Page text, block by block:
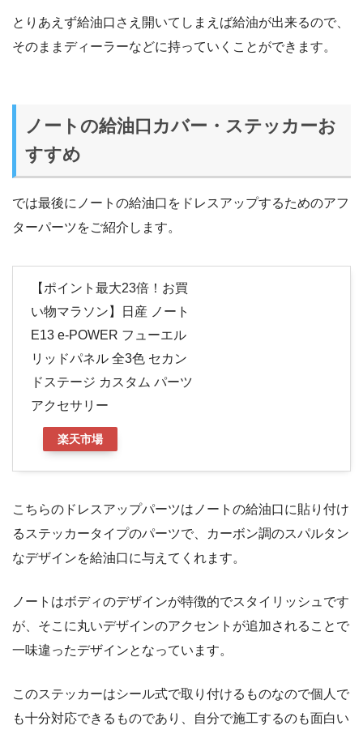
とりあえず給油口さえ開いてしまえば給油が出来るので、
そのままディーラーなどに持っていくことができます。
ノートの給油口カバー・ステッカーお
すすめ
では最後にノートの給油口をドレスアップするためのアフ
ターパーツをご紹介します。
【ポイント最大23倍！お買
い物マラソン】日産 ノート
E13 e-POWER フューエル
リッドパネル 全3色 セカン
ドステージ カスタム パーツ
アクセサリー
楽天市場
こちらのドレスアップパーツはノートの給油口に貼り付け
るステッカータイプのパーツで、カーボン調のスパルタン
なデザインを給油口に与えてくれます。
ノートはボディのデザインが特徴的でスタイリッシュです
が、そこに丸いデザインのアクセントが追加されることで
一味違ったデザインとなっています。
このステッカーはシール式で取り付けるものなので個人で
も十分対応できるものであり、自分で施工するのも面白い